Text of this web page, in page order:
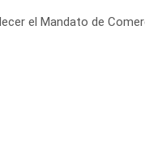
el Mandato de